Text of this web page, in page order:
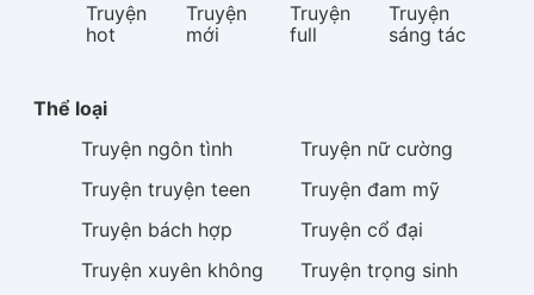
Truyện
hot
Truyện
mới
Truyện
full
Truyện
sáng tác
Thể loại
Truyện ngôn tình Truyện nữ cường
Truyện truyện teen Truyện đam mỹ
Truyện bách hợp Truyện cổ đại
Truyện xuyên không Truyện trọng sinh